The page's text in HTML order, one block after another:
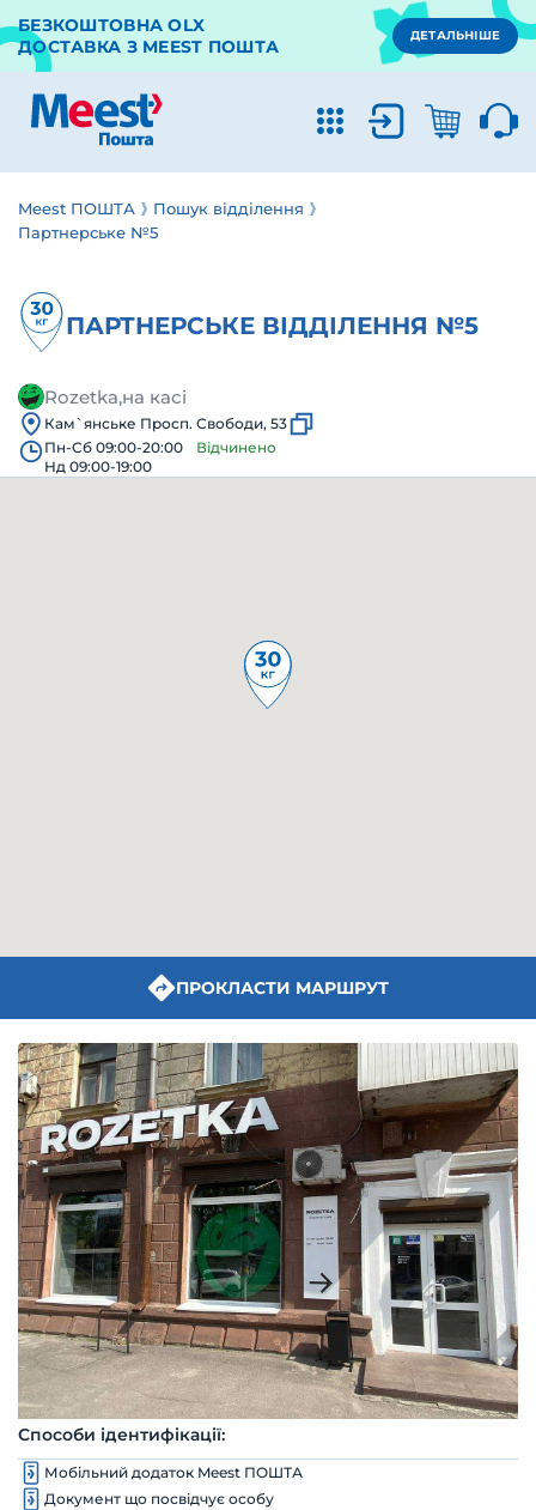
БЕЗКОШТОВНА OLX
ДОСТАВКА З MEEST ПОШТА
ДЕТАЛЬНІШЕ
Meest ПОШТА
Пошук відділення
Партнерське №5
ПАРТНЕРСЬКЕ ВІДДІЛЕННЯ №5
Rozetka,на касі
Кам`янське Просп. Свободи, 53
Пн-Сб 09:00-20:00
Відчинено
Нд 09:00-19:00
ПРОКЛАСТИ МАРШРУТ
Способи ідентифікації:
Мобільний додаток Meest ПОШТА
Документ що посвідчує особу